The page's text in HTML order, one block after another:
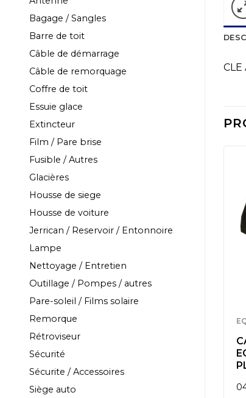
Bagage / Sangles
Barre de toit
Câble de démarrage
Câble de remorquage
Coffre de toit
Essuie glace
Extincteur
Film / Pare brise
Fusible / Autres
Glacières
Housse de siege
Housse de voiture
Jerrican / Reservoir / Entonnoire
Lampe
Nettoyage / Entretien
Outillage / Pompes / autres
Pare-soleil / Films solaire
Remorque
Rétroviseur
Sécurité
Sécurite / Accessoires
Siège auto
CLE
12V
GAUCHE 12V